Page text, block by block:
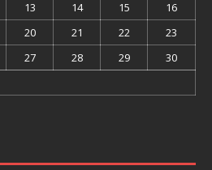
13 14 15
16
20 21 22
23
27 28 29
30